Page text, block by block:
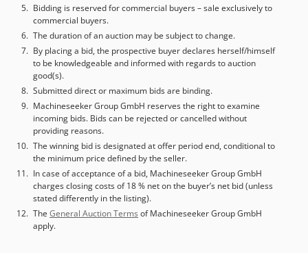
Bidding is reserved for commercial buyers – sale exclusively to
commercial buyers.
The duration of an auction may be subject to change.
By placing a bid, the prospective buyer declares herself/himself
to be knowledgeable and informed with regards to auction
good(s).
Submitted direct or maximum bids are binding.
Machineseeker Group GmbH reserves the right to examine
incoming bids. Bids can be rejected or cancelled without
providing reasons.
The winning bid is designated at offer period end, conditional to
the minimum price defined by the seller.
In case of acceptance of a bid, Machineseeker Group GmbH
charges closing costs of 18 % net on the buyer’s net bid (unless
stated differently in the listing).
The General Auction Terms of Machineseeker Group GmbH
apply.